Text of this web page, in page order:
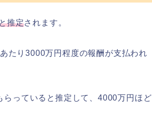
推定されます。
たり3000万円程度の報酬が支払われ
っていると推定して、4000万円ほど